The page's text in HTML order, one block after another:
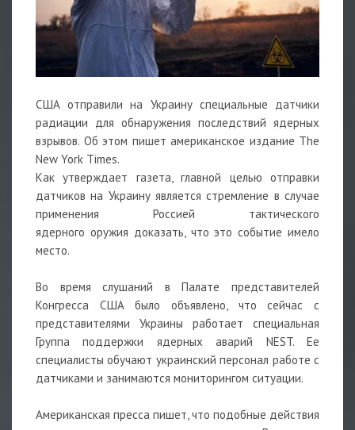
США отправили на Украину специальные датчики
радиации для обнаружения последствий ядерных
взрывов. Об этом пишет американское издание The
New York Times.
Как утверждает газета, главной целью отправки
датчиков на Украину является стремление в случае
применения Россией тактического
ядерного оружия доказать, что это событие имело
место.
Во время слушаний в Палате представителей
Конгресса США было объявлено, что сейчас с
представителями Украины работает специальная
Группа поддержки ядерных аварий NEST. Ее
специалисты обучают украинский персонал работе с
датчиками и занимаются мониторингом ситуации.
Американская пресса пишет, что подобные действия